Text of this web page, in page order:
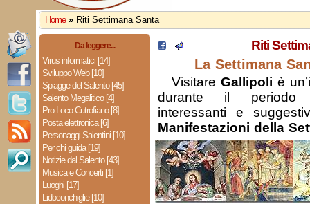
Home » Riti Settimana Santa
Da leggere...
Virus informatici [14]
Sviluppo Web [10]
Spiagge del Salento [45]
Salento Megalitico [4]
Pro Loco Cutrofiano [8]
Posta elettronica [6]
Personaggi Salentini [10]
Per chi guida [19]
Notizie dal Salento [43]
Musica e Concerti [1]
Luoghi [17]
Lidoconchiglie [10]
Riti
La Settimana
Visitare Gallipoli è
durante il periodo
interessanti e
Manifestazioni della